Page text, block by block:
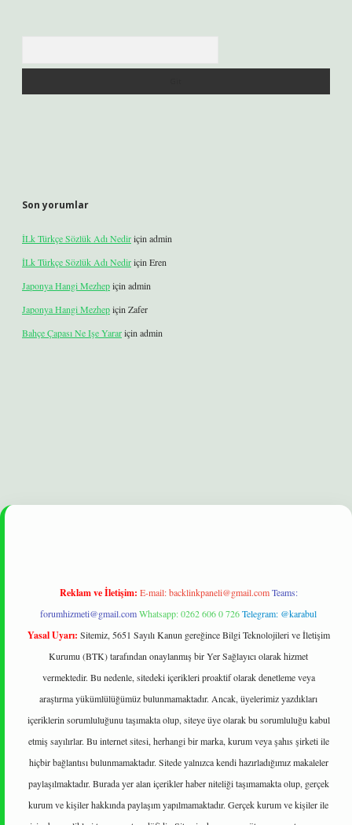
Son yorumlar
İLk Türkçe Sözlük Adı Nediriçin admin
İLk Türkçe Sözlük Adı Nediriçin Eren
Japonya Hangi Mezhepiçin admin
Japonya Hangi Mezhepiçin Zafer
Bahçe Çapası Ne Işe Yarariçin admin
yeni girişilbet
Reklam ve İletişim: E-mail:backlinkpaneli@gmail.com Teams:
forumhizmeti@gmail.comWhatsapp: 0262 606 0 726Telegram: @karabul
Yasal Uyarı: Sitemiz, 5651 Sayılı Kanun gereğince Bilgi Teknolojileri ve İletişim
Kurumu (BTK) tarafından onaylanmış bir Yer Sağlayıcı olarak hizmet
vermektedir. Bu nedenle, sitedeki içerikleri proaktif olarak denetleme veya
araştırma yükümlülüğümüz bulunmamaktadır. Ancak, üyelerimiz yazdıkları
içeriklerin sorumluluğunu taşımakta olup, siteye üye olarak bu sorumluluğu kabul
etmiş sayılırlar. Bu internet sitesi, herhangi bir marka, kurum veya şahıs şirketi ile
hiçbir bağlantısı bulunmamaktadır. Sitede yalnızca kendi hazırladığımız makaleler
paylaşılmaktadır. Burada yer alan içerikler haber niteliği taşımamakta olup, gerçek
kurum ve kişiler hakkında paylaşım yapılmamaktadır. Gerçek kurum ve kişiler ile